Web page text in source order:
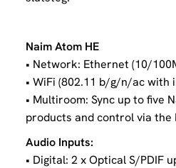
Naim Atom HE
• Network: Ethernet (10/
• WiFi (802.11 b/g/n/ac with
• Multiroom: Sync up to five
products and control via the
Audio Inputs:
• Digital: 2 x Optical S/PDIF